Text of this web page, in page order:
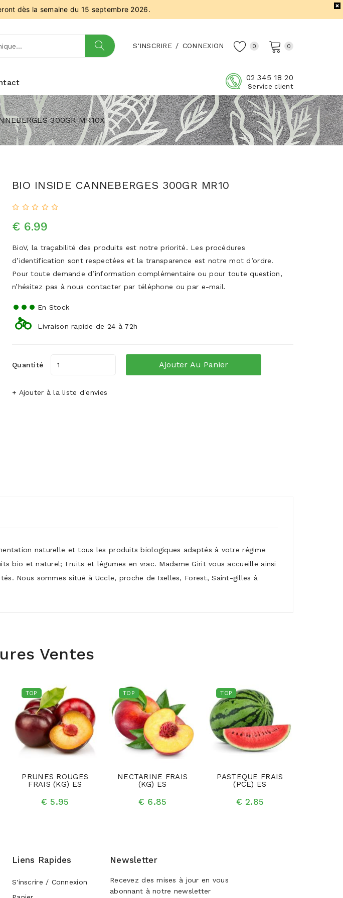
dès la semaine du 15 septembre 2026.
S'INSCRIRE / CONNEXION 0 0
02 345 18 20
Service client
300GR MR10X
BIO INSIDE CANNEBERGES 300GR MR10
€ 6.99
BioV, la traçabilité des produits est notre priorité. Les procédures
d’identification sont respectées et la transparence est notre mot d’ordre.
Pour toute demande d’information complémentaire ou pour toute question,
n’hésitez pas à nous contacter par téléphone ou par e-mail.
En Stock
Livraison rapide de 24 à 72h
Quantité Ajouter Au Panier
+ Ajouter à la liste d'envies
naturelle et tous les produits biologiques adaptés à votre régime
bio et naturel; Fruits et légumes en vrac. Madame Girit vous accueille ainsi
Nous sommes situé à Uccle, proche de Ixelles, Forest, Saint-gilles à
Ventes
TOP
PRUNES ROUGES
FRAIS (KG) ES
€ 5.95
TOP
NECTARINE FRAIS
(KG) ES
€ 6.85
TOP
PASTEQUE FRAIS
(PCE) ES
€ 2.85
Liens Rapides
S'inscrire / Connexion
Newsletter
Recevez des mises à jour en vous
abonnant à notre newsletter